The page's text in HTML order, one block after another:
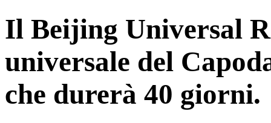
Il Beijing Universal
universale del
che durerà 40 giorni.